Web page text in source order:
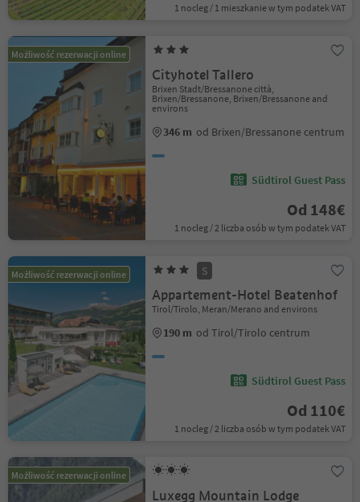
1 nocleg / 1 mieszkanie w tym podatek VAT
Możliwość rezerwacji online
Cityhotel Tallero
Brixen Stadt/Bressanone città,
Brixen/Bressanone, Brixen/Bressanone and
environs
346 m od Brixen/Bressanone centrum
Südtirol Guest Pass
Od 148€
1 nocleg / 2 liczba osób w tym podatek VAT
Możliwość rezerwacji online S
Appartement-Hotel Beatenhof
Tirol/Tirolo, Meran/Merano and environs
190 m od Tirol/Tirolo centrum
Südtirol Guest Pass
Od 110€
1 nocleg / 2 liczba osób w tym podatek VAT
Możliwość rezerwacji online
Luxegg Mountain Lodge